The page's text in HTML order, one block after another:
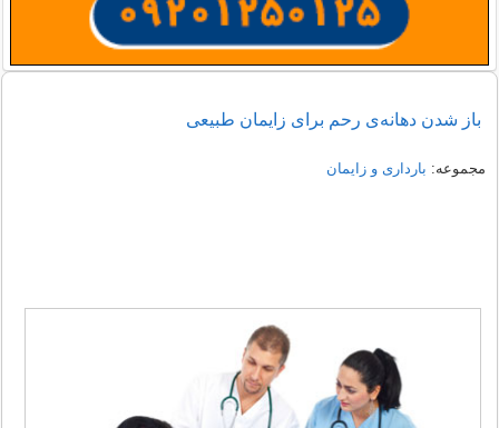
باز شدن دهانه‌ی رحم برای زایمان طبیعی
مجموعه: بارداری و زایمان